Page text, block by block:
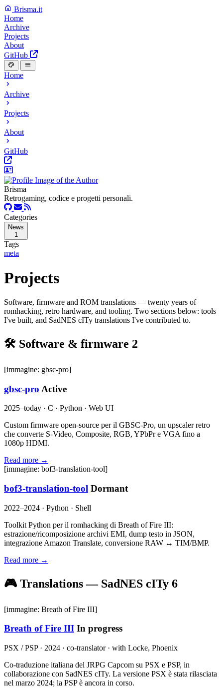
Brisma.it
Home
Archive
Projects
About
GitHub
Home
Archive
Projects
About
GitHub
Brisma
Retrogaming, codice e progetti personali.
Categories
News
1
Tags
meta
Projects
Software, firmware and ROM translations — twenty years of
romhacking, retro hardware, and tooling. Two sections below: tools
I've built, and SadNES cITy translations I've contributed to.
🛠️ Software & firmware 2
[immagine: gbsc-pro]
gbsc-pro Active
2025–today · C · Python · Web UI
Custom firmware open-source per il GBSC-Pro, un upscaler retro
che converte S-Video, Composite, RGB, YPbPr e VGA fino a
1080p HDMI.
Read more →
[immagine: bof3-translation-tool]
bof3-translation-tool Dormant
2022–2024 · Python · Shell
Toolkit Python per il romhacking di Breath of Fire III:
estrazione/ricomposizione archivi EMI, dump testo in JSON,
integrazione Amazon Translate, conversione RAW ↔ TIM/BMP.
Read more →
🎮 Translations — SadNES cITy 6
[immagine: Breath of Fire III]
Breath of Fire III In progress
PSX / PSP · 2024 · co-translator · with Locke, Phoenix
Co-traduzione italiana del JRPG Capcom su PSX e PSP, in
collaborazione con SadNES cITy. La versione PSX è stata rilasciata
nel marzo 2024; la PSP è ancora in corso.